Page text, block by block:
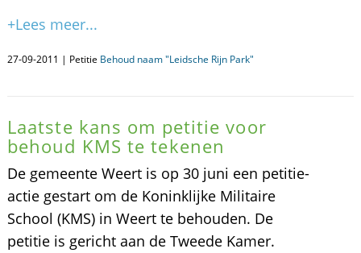
+Lees meer...
27-09-2011 | Petitie Behoud naam "Leidsche Rijn Park"
Laatste kans om petitie voor
behoud KMS te tekenen
De gemeente Weert is op 30 juni een petitie-
actie gestart om de Koninklijke Militaire
School (KMS) in Weert te behouden. De
petitie is gericht aan de Tweede Kamer.